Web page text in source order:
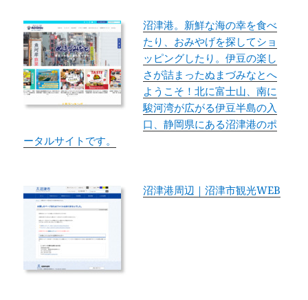
沼津港。新鮮な海の幸を食べ
たり、おみやげを探してショ
ッピングしたり。伊豆の楽し
さが詰まったぬまづみなとへ
ようこそ！北に富士山、南に
駿河湾が広がる伊豆半島の入
口、静岡県にある沼津港のポ
ータルサイトです。
沼津港周辺｜沼津市観光WEB